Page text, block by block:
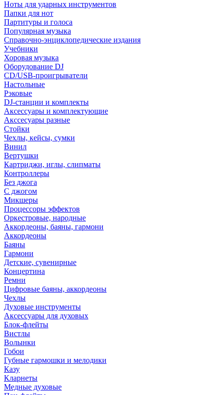
Ноты для ударных инструментов
Папки для нот
Партитуры и голоса
Популярная музыка
Справочно-энциклопедические издания
Учебники
Хоровая музыка
Оборудование DJ
CD/USB-проигрыватели
Настольные
Рэковые
DJ-станции и комплекты
Аксессуары и комплектующие
Акссесуары разные
Стойки
Чехлы, кейсы, сумки
Винил
Вертушки
Картриджи, иглы, слипматы
Контроллеры
Без джога
С джогом
Микшеры
Процессоры эффектов
Оркестровые, народные
Аккордеоны, баяны, гармони
Аккордеоны
Баяны
Гармони
Детские, сувенирные
Концертина
Ремни
Цифровые баяны, аккордеоны
Чехлы
Духовые инструменты
Аксессуары для духовых
Блок-флейты
Вистлы
Волынки
Гобои
Губные гармошки и мелодики
Казу
Кларнеты
Медные духовые